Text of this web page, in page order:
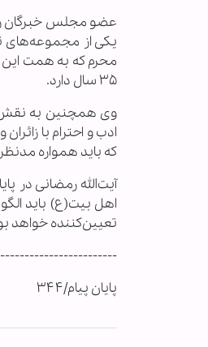
عضو مجلس خبرگان
یکی از مجموعه‌های
محرم که به همت این
۳۵ سال دارد.
وی همچنین به نقش
ادب و احترام با
که باید همواره
آیت‌الله رمضانی در
اهل بیت(ع) باید
تعیین‌کننده خواهد
پایان پیام/۳۴۴